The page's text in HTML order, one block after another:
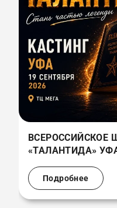
ВСЕРОССИЙСКОЕ
«ТАЛАНТИДА»
Подробнее